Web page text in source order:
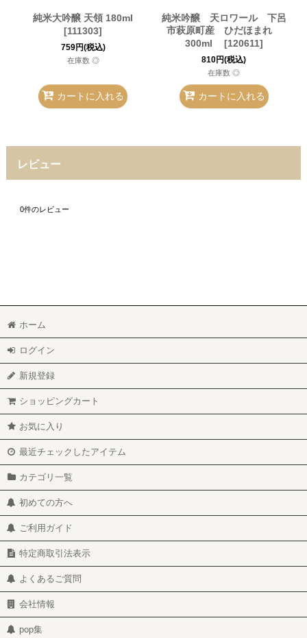
純米大吟醸 天領 180ml
[111303]
759円(税込)
在庫数 ◎
カートに入れる
純米吟醸 天ロワール 下呂
市萩原町産 ひだほまれ
300ml
[120611]
810円(税込)
在庫数 ◎
カートに入れる
レビュー
0件のレビュー
ホーム
ログイン
新規登録
ショッピングカート
お気に入り
最近チェックしたアイテム
カテゴリ一覧
初めての方へ
ご利用ガイド
特定商取引法表示
よくあるご質問
会社情報
pop集